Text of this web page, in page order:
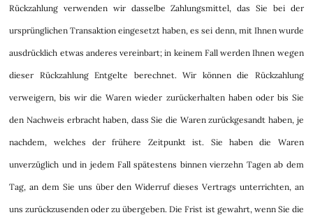
Rückzahlung verwenden wir dasselbe Zahlungsmittel, das Sie bei der
ursprünglichen Transaktion eingesetzt haben, es sei denn, mit Ihnen wurde
ausdrücklich etwas anderes vereinbart; in keinem Fall werden Ihnen wegen
dieser Rückzahlung Entgelte berechnet. Wir können die Rückzahlung
verweigern, bis wir die Waren wieder zurückerhalten haben oder bis Sie
den Nachweis erbracht haben, dass Sie die Waren zurückgesandt haben, je
nachdem, welches der frühere Zeitpunkt ist. Sie haben die Waren
unverzüglich und in jedem Fall spätestens binnen vierzehn Tagen ab dem
Tag, an dem Sie uns über den Widerruf dieses Vertrags unterrichten, an
uns zurückzusenden oder zu übergeben. Die Frist ist gewahrt, wenn Sie die